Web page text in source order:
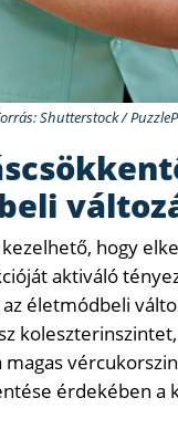
Shutterstock /
hogy
aktiváló
életmódbeli
érdekében a